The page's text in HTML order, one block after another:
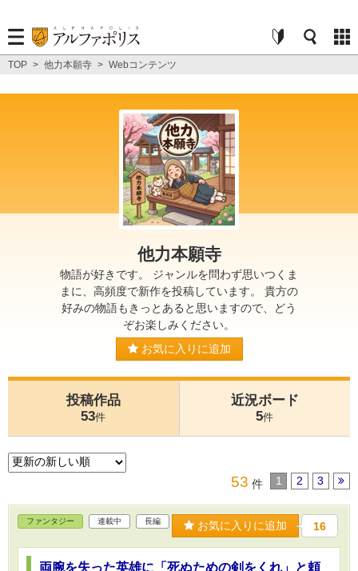
TOP > 他力本願寺 > Webコンテンツ
他力本願寺
物語が好きです。 ジャンルを問わず思いつくま
まに、高頻度で新作を投稿しています。 貴方の
好みの物語もきっとあると思いますので、どう
ぞお楽しみください。
お気に入りに追加
投稿作品
53件
近況ボード
5件
53 件 1 2 3
ファンタジー 連載中 長編 お気に入りに追加 16
両腕を失った英雄に「死ぬための剣をくれ」と頼